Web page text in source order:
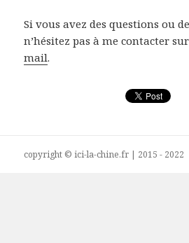
Si vous avez des questions ou
n’hésitez pas à me contacter
mail.
copyright © ici-la-chine.fr | 2015 - 2022